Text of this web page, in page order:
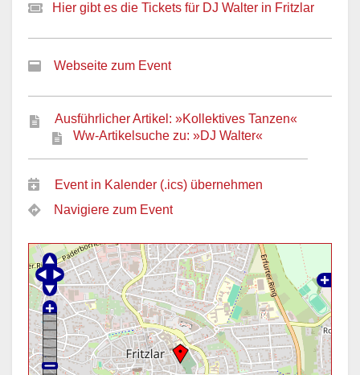
Hier gibt es die Tickets für DJ Walter in Fritzlar
Webseite zum Event
Ausführlicher Artikel: »Kollektives Tanzen«
Ww-Artikelsuche zu: »DJ Walter«
Event in Kalender (.ics) übernehmen
Navigiere zum Event